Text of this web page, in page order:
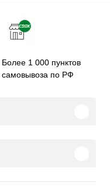
Более 1 000 пунктов
самовывоза по РФ